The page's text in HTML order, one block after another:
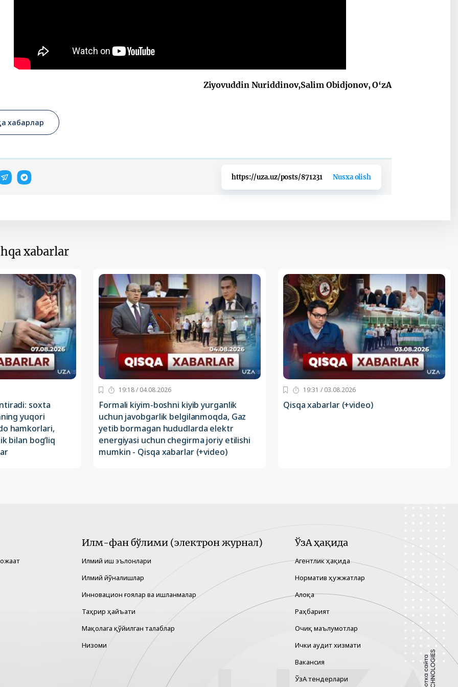
Ziyovuddin Nuriddinov,Salim Obidjonov, O‘zA
хабарлар
https://uza.uz/posts/871231 Nusxa olish
xabarlar
soxta
yuqori
hamkorlari,
bilan bog‘liq
19:18 / 04.08.2026
Formali kiyim-boshni kiyib yurganlik
uchun javobgarlik belgilanmoqda, Gaz
yetib bormagan hududlarda elektr
energiyasi uchun chegirma joriy etilishi
mumkin - Qisqa xabarlar (+video)
19:31 / 03.08.2026
Qisqa xabarlar (+video)
Илм-фан бўлими (электрон журнал)
Илмий иш эълонлари
Илмий йўналишлар
Инновацион ғоялар ва ишланмалар
Таҳрир ҳайъати
Мақолага қўйилган талаблар
Низоми
ЎзА ҳақида
Агентлик ҳақида
Норматив ҳужжатлар
Алоқа
Раҳбарият
Очиқ маълумотлар
Ички аудит хизмати
Вакансия
ЎзА тендерлари